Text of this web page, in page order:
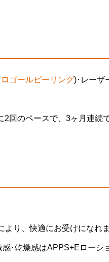
ゴールピーリング)･レーザ
回のペースで、3ヶ月連続
り、快適にお受けになれま
･乾燥感はAPPS+Eローシ